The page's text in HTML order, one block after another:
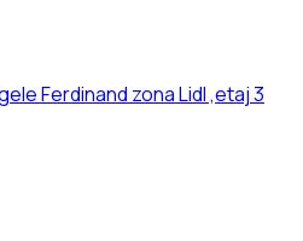
Ferdinand zona Lidl ,etaj 3